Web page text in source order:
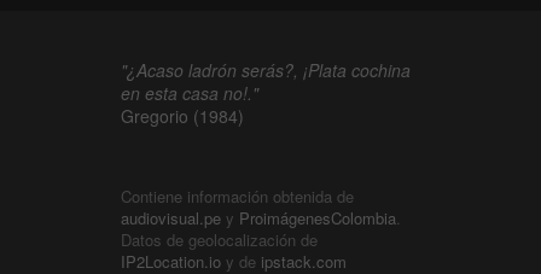
"¿Acaso ladrón serás?, ¡Plata cochina
en esta casa no!."
Gregorio (1984)
Contiene información obtenida de
audiovisual.pe y ProimágenesColombia.
Datos de geolocalización de
IP2Location.io y de ipstack.com